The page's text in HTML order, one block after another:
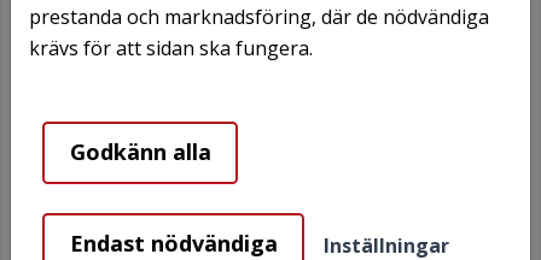
Försäkring och säkerhet
Säkerhet
Båstadhem installerar brandvarnare i varje
lägenhet sen är det du som hyresgäst som ansvarar
för skötseln av brandvarnaren.
prestanda och marknadsföring, där de nödvändiga
krävs för att sidan ska fungera.
Godkänn alla
Endast nödvändiga Inställningar